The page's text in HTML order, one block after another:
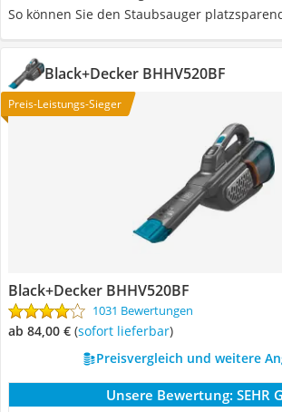
So können Sie den Staubsauger
Black+Decker BHHV520BF
Preis-Leistungs-Sieger
Black+Decker BHHV520BF
1031 Bewertungen
ab 84,00 € ( Sofort lieferbar)
Preisvergleich und weitere
Unsere Bewertung: SEHR